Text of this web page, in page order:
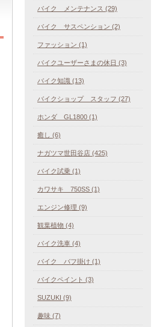
バイク メンテナンス (29)
バイク サスペンション (2)
ファッション (1)
バイクユーザーさまの休日 (3)
バイク知識 (13)
バイクショップ スタッフ (27)
ホンダ GL1800 (1)
癒し (6)
ナガツマ世田谷店 (425)
バイク試乗 (1)
カワサキ 750SS (1)
エンジン修理 (9)
観葉植物 (4)
バイク洗車 (4)
バイク バフ掛け (1)
バイクペイント (3)
SUZUKI (9)
趣味 (7)